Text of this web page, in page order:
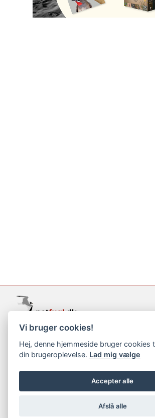
support@netfugl.dk
copyright © 2002-2023
Vi bruger cookies!
Hej, denne hjemmeside bruger cookies
din brugeroplevelse. Lad mig vælge
Accepter alle
Afslå alle